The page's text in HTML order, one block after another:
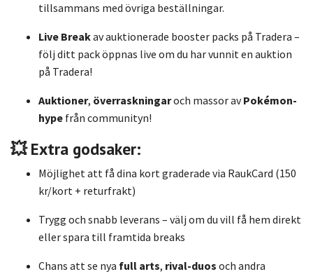
tillsammans med övriga beställningar.
Live Breakav auktionerade booster packs på Tradera –
följ ditt pack öppnas live om du har vunnit en auktion
på Tradera!
Auktioner, överraskningaroch massor avPokémon-
hype från communityn!
💥 Extra godsaker:
Möjlighet att få dina kort graderade via RaukCard (150
kr/kort + returfrakt)
Trygg och snabb leverans – välj om du vill få hem direkt
eller spara till framtida breaks
Chans att se nya full arts, rival-duos och andra